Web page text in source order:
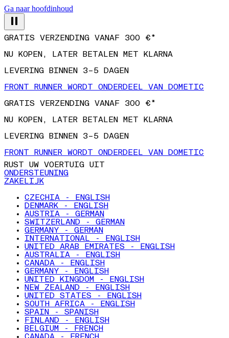
Ga naar hoofdinhoud
NU KOPEN, LATER BETALEN MET KLARNA
LEVERING BINNEN 3–5 DAGEN
FRONT RUNNER WORDT ONDERDEEL VAN DOMETIC
GRATIS VERZENDING VANAF 300 €*
NU KOPEN, LATER BETALEN MET KLARNA
LEVERING BINNEN 3–5 DAGEN
FRONT RUNNER WORDT ONDERDEEL VAN DOMETIC
RUST UW VOERTUIG UIT
ONDERSTEUNING
ZAKELIJK
CZECHIA - ENGLISH
DENMARK - ENGLISH
AUSTRIA - GERMAN
SWITZERLAND - GERMAN
GERMANY - GERMAN
INTERNATIONAL - ENGLISH
UNITED ARAB EMIRATES - ENGLISH
AUSTRALIA - ENGLISH
CANADA - ENGLISH
GERMANY - ENGLISH
UNITED KINGDOM - ENGLISH
NEW ZEALAND - ENGLISH
UNITED STATES - ENGLISH
SOUTH AFRICA - ENGLISH
SPAIN - SPANISH
FINLAND - ENGLISH
BELGIUM - FRENCH